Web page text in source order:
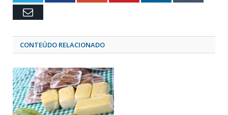
Email
CONTEÚDO RELACIONADO